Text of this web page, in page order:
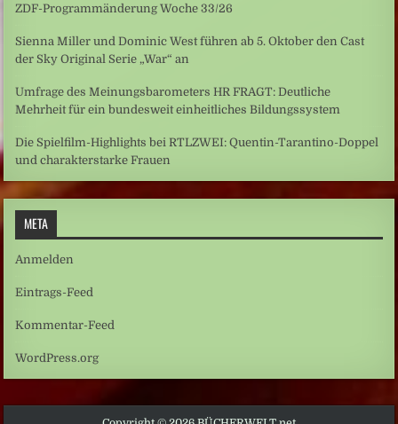
ZDF-Programmänderung Woche 33/26
Sienna Miller und Dominic West führen ab 5. Oktober den Cast
der Sky Original Serie „War“ an
Umfrage des Meinungsbarometers HR FRAGT: Deutliche
Mehrheit für ein bundesweit einheitliches Bildungssystem
Die Spielfilm-Highlights bei RTLZWEI: Quentin-Tarantino-Doppel
und charakterstarke Frauen
META
Anmelden
Eintrags-Feed
Kommentar-Feed
WordPress.org